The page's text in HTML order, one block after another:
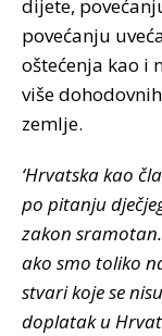
dijete,
povećanju
oštećenja kao i
više
zemlje.
‘Hrvatska kao
po pitanju
zakon
ako smo toliko
stvari koje se
doplatak u